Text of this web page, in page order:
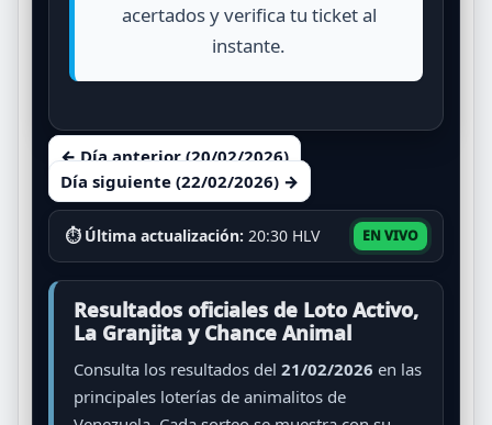
acertados y verifica tu ticket al
instante.
← Día anterior (20/02/2026)
Día siguiente (22/02/2026) →
⏱ Última actualización: 20:30 HLV EN VIVO
Resultados oficiales de Loto Activo,
La Granjita y Chance Animal
Consulta los resultados del 21/02/2026 en las
principales loterías de animalitos de